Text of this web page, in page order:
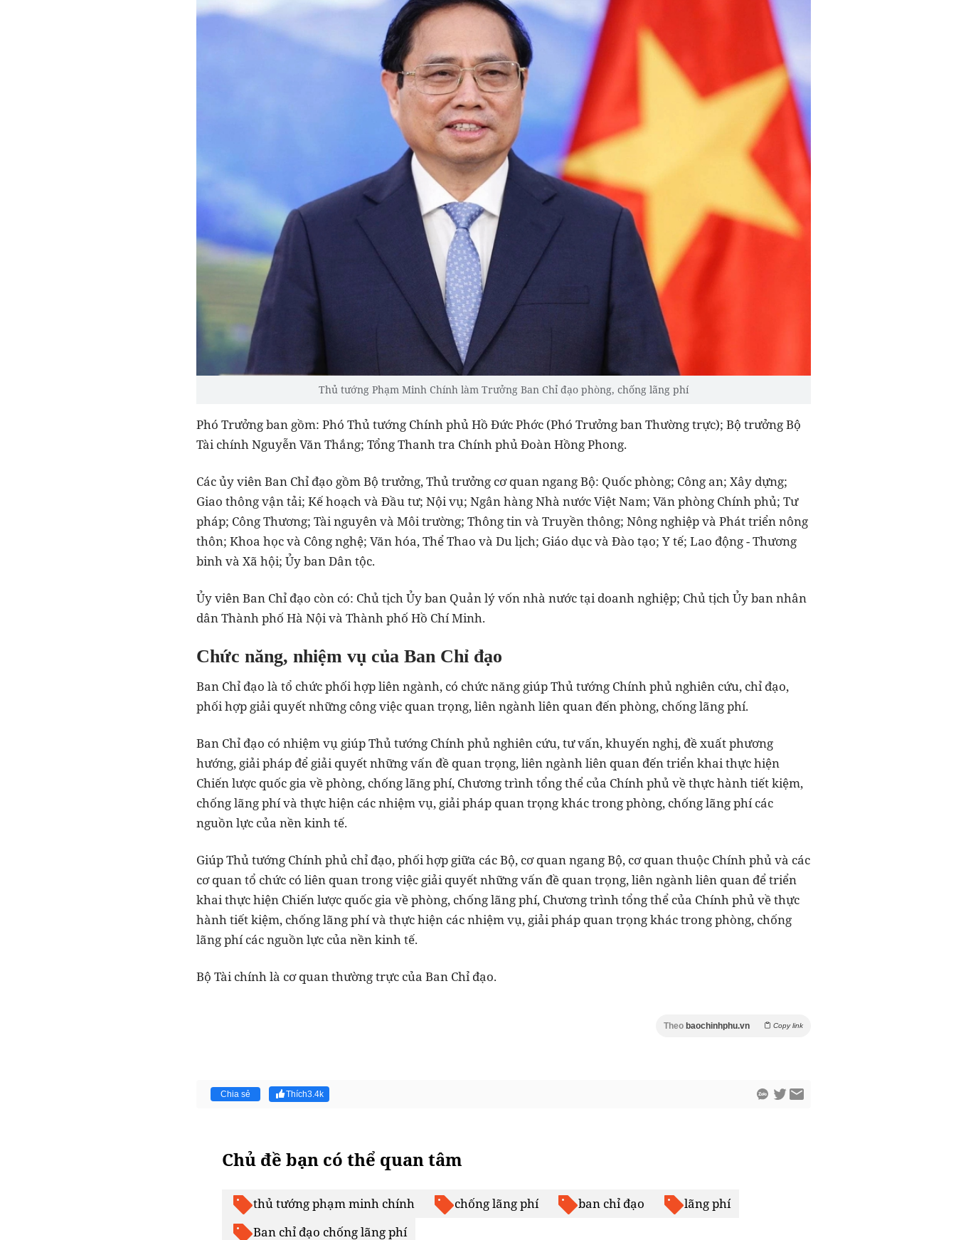
Thủ tướng Phạm Minh Chính làm Trưởng Ban Chỉ đạo phòng, chống lãng phí
Phó Trưởng ban gồm: Phó Thủ tướng Chính phủ Hồ Đức Phớc (Phó Trưởng ban Thường trực); Bộ trưởng Bộ
Tài chính Nguyễn Văn Thắng; Tổng Thanh tra Chính phủ Đoàn Hồng Phong.
Các ủy viên Ban Chỉ đạo gồm Bộ trưởng, Thủ trưởng cơ quan ngang Bộ: Quốc phòng; Công an; Xây dựng;
Giao thông vận tải; Kế hoạch và Đầu tư; Nội vụ; Ngân hàng Nhà nước Việt Nam; Văn phòng Chính phủ; Tư
pháp; Công Thương; Tài nguyên và Môi trường; Thông tin và Truyền thông; Nông nghiệp và Phát triển nông
thôn; Khoa học và Công nghệ; Văn hóa, Thể Thao và Du lịch; Giáo dục và Đào tạo; Y tế; Lao động - Thương
binh và Xã hội; Ủy ban Dân tộc.
Ủy viên Ban Chỉ đạo còn có: Chủ tịch Ủy ban Quản lý vốn nhà nước tại doanh nghiệp; Chủ tịch Ủy ban nhân
dân Thành phố Hà Nội và Thành phố Hồ Chí Minh.
Chức năng, nhiệm vụ của Ban Chỉ đạo
Ban Chỉ đạo là tổ chức phối hợp liên ngành, có chức năng giúp Thủ tướng Chính phủ nghiên cứu, chỉ đạo,
phối hợp giải quyết những công việc quan trọng, liên ngành liên quan đến phòng, chống lãng phí.
Ban Chỉ đạo có nhiệm vụ giúp Thủ tướng Chính phủ nghiên cứu, tư vấn, khuyến nghị, đề xuất phương
hướng, giải pháp để giải quyết những vấn đề quan trọng, liên ngành liên quan đến triển khai thực hiện
Chiến lược quốc gia về phòng, chống lãng phí, Chương trình tổng thể của Chính phủ về thực hành tiết kiệm,
chống lãng phí và thực hiện các nhiệm vụ, giải pháp quan trọng khác trong phòng, chống lãng phí các
nguồn lực của nền kinh tế.
Giúp Thủ tướng Chính phủ chỉ đạo, phối hợp giữa các Bộ, cơ quan ngang Bộ, cơ quan thuộc Chính phủ và các
cơ quan tổ chức có liên quan trong việc giải quyết những vấn đề quan trọng, liên ngành liên quan để triển
khai thực hiện Chiến lược quốc gia về phòng, chống lãng phí, Chương trình tổng thể của Chính phủ về thực
hành tiết kiệm, chống lãng phí và thực hiện các nhiệm vụ, giải pháp quan trọng khác trong phòng, chống
lãng phí các nguồn lực của nền kinh tế.
Bộ Tài chính là cơ quan thường trực của Ban Chỉ đạo.
Theo baochinhphu.vn Copy link
Chia sẻ Thích3.4k
Chủ đề bạn có thể quan tâm
thủ tướng phạm minh chính chống lãng phí ban chỉ đạo
lãng phí
Ban chỉ đạo chống lãng phí